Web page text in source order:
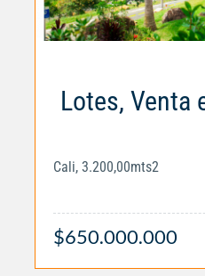
Lotes, Venta
Cali, 3.200,00mts2
$650.000.000